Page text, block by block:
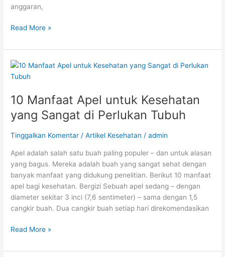
anggaran,
Read More »
10 Manfaat Apel untuk Kesehatan
yang Sangat di Perlukan Tubuh
Tinggalkan Komentar /Artikel Kesehatan /admin
Apel adalah salah satu buah paling populer – dan untuk alasan
yang bagus. Mereka adalah buah yang sangat sehat dengan
banyak manfaat yang didukung penelitian. Berikut 10 manfaat
apel bagi kesehatan. Bergizi Sebuah apel sedang – dengan
diameter sekitar 3 inci (7,6 sentimeter) – sama dengan 1,5
cangkir buah. Dua cangkir buah setiap hari direkomendasikan
10
Manfaat
untuk
Kesehatan
yang
Sangat
Perlukan
Tubuh
Read More »